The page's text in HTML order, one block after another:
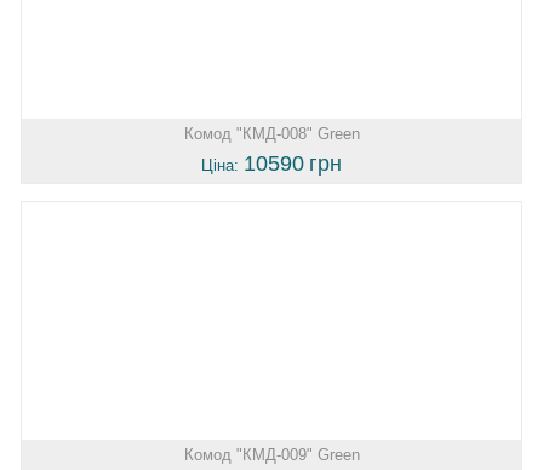
Комод "КМД-008" Green
Ціна: 10590 грн
Комод "КМД-009" Green